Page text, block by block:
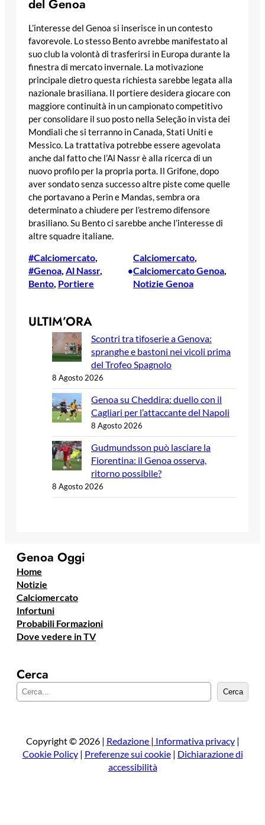
del Genoa
L’interesse del Genoa si inserisce in un contesto
favorevole. Lo stesso Bento avrebbe manifestato al
suo club la volontà di trasferirsi in Europa durante la
finestra di mercato invernale. La motivazione
principale dietro questa richiesta sarebbe legata alla
nazionale brasiliana. Il portiere desidera giocare con
maggiore continuità in un campionato competitivo
per consolidare il suo posto nella Seleção in vista dei
Mondiali che si terranno in Canada, Stati Uniti e
Messico. La trattativa potrebbe essere agevolata
anche dal fatto che l’Al Nassr è alla ricerca di un
nuovo profilo per la propria porta. Il Grifone, dopo
aver sondato senza successo altre piste come quelle
che portavano a Perin e Mandas, sembra ora
determinato a chiudere per l’estremo difensore
brasiliano. Su Bento ci sarebbe anche l’interesse di
altre squadre italiane.
#Calciomercato
#Genoa, Al Nassr
Bento, Portiere
•
Calciomercato
Calciomercato Genoa
Notizie Genoa
ULTIM’ORA
Scontri tra tifoserie a Genova:
spranghe e bastoni nei vicoli prima
del Trofeo Spagnolo
8 Agosto 2026
Genoa su Cheddira: duello con il
Cagliari per l’attaccante del Napoli
8 Agosto 2026
Gudmundsson può lasciare la
Fiorentina: il Genoa osserva,
ritorno possibile?
8 Agosto 2026
Genoa Oggi
Home
Notizie
Calciomercato
Infortuni
Probabili Formazioni
Dove vedere in TV
Cerca
e
a
Cerca
Copyright © 2026 | Redazione | Informativa privacy|
Cookie Policy| Preferenze sui cookie| Dichiarazione di
accessibilità